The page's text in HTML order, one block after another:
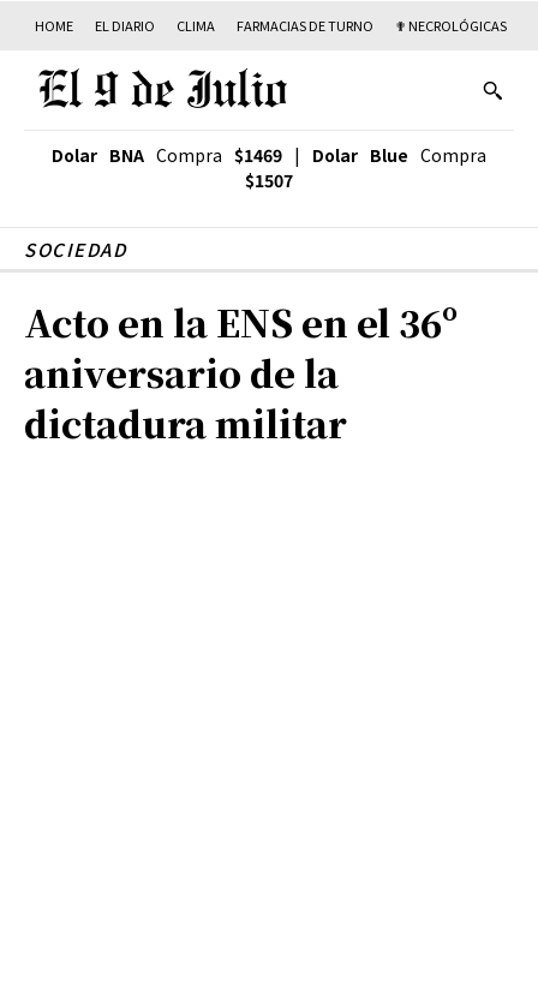
HOME EL DIARIO CLIMA FARMACIAS DE TURNO ✟ NECROLÓGICAS
Dolar BNA Compra $1469 | Dolar Blue Compra
$1507
SOCIEDAD
Acto en la ENS en el 36º
aniversario de la
dictadura militar